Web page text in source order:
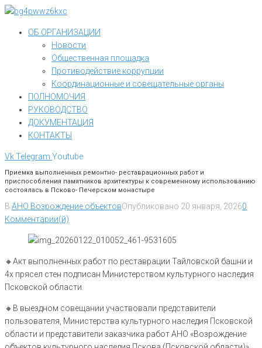
Перейти
контентуОБ ОРГАНИЗАЦИИ
Новости
Общественная площадка
Противодействие коррупции
Координационные и совещательные органы
ПОЛНОМОЧИЯ
РУКОВОДСТВО
ДОКУМЕНТАЦИЯ
КОНТАКТЫ
VkTelegram Youtube
Приемка выполненных ремонтно- реставрационных работ и
приспособления памятников архитектуры к современному использованию
состоялась в Псково- Печерском монастыре
В АНО Возрождение объектовОпубликовано 20 января, 20260
Комментарии(й)
🔸Акт выполненных работ по реставрации Тайловской башни и
4х прясел стен подписан Министерством культурного наследия
Псковской области.
🔸В выездном совещании участвовали представители
пользователя, Министерства культурного наследия Псковской
области и представители заказчика работ АНО «Возрождение